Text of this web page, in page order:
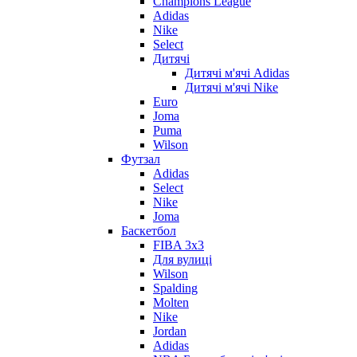
Adidas
Nike
Select
Дитячі
Дитячі м'ячі Adidas
Дитячі м'ячі Nike
Euro
Joma
Puma
Wilson
Футзал
Adidas
Select
Nike
Joma
Баскетбол
FIBA 3x3
Для вулиці
Wilson
Spalding
Molten
Nike
Jordan
Adidas